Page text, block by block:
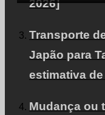
2026]
Transporte
Japão para
estimativa
Mudança ou